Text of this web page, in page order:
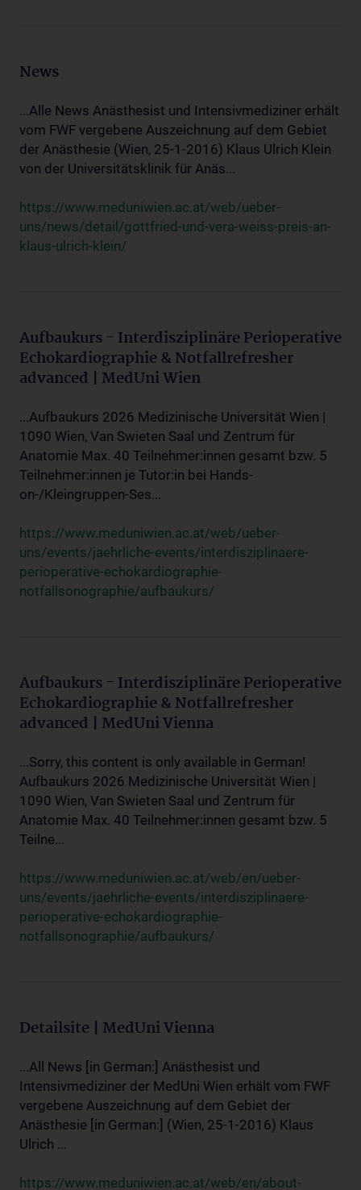
News
...Alle News Anästhesist und Intensivmediziner erhält
vom FWF vergebene Auszeichnung auf dem Gebiet
der Anästhesie (Wien, 25-1-2016) Klaus Ulrich Klein
von der Universitätsklinik für Anäs...
https://www.meduniwien.ac.at/web/ueber-
uns/news/detail/gottfried-und-vera-weiss-preis-an-
klaus-ulrich-klein/
Aufbaukurs - Interdisziplinäre Perioperative
Echokardiographie & Notfallrefresher
advanced | MedUni Wien
...Aufbaukurs 2026 Medizinische Universität Wien |
1090 Wien, Van Swieten Saal und Zentrum für
Anatomie Max. 40 Teilnehmer:innen gesamt bzw. 5
Teilnehmer:innen je Tutor:in bei Hands-
on-/Kleingruppen-Ses...
https://www.meduniwien.ac.at/web/ueber-
uns/events/jaehrliche-events/interdisziplinaere-
perioperative-echokardiographie-
notfallsonographie/aufbaukurs/
Aufbaukurs - Interdisziplinäre Perioperative
Echokardiographie & Notfallrefresher
advanced | MedUni Vienna
...Sorry, this content is only available in German!
Aufbaukurs 2026 Medizinische Universität Wien |
1090 Wien, Van Swieten Saal und Zentrum für
Anatomie Max. 40 Teilnehmer:innen gesamt bzw. 5
Teilne...
https://www.meduniwien.ac.at/web/en/ueber-
uns/events/jaehrliche-events/interdisziplinaere-
perioperative-echokardiographie-
notfallsonographie/aufbaukurs/
Detailsite | MedUni Vienna
...All News [in German:] Anästhesist und
Intensivmediziner der MedUni Wien erhält vom FWF
vergebene Auszeichnung auf dem Gebiet der
Anästhesie [in German:] (Wien, 25-1-2016) Klaus
Ulrich ...
https://www.meduniwien.ac.at/web/en/about-